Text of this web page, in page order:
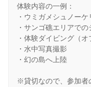
体験内容の一例：
・ウミガメシュノーケ
・サンゴ礁エリアで
・体験ダイビング（オ
・水中写真撮影
・幻の島へ上陸
※貸切なので、参加者